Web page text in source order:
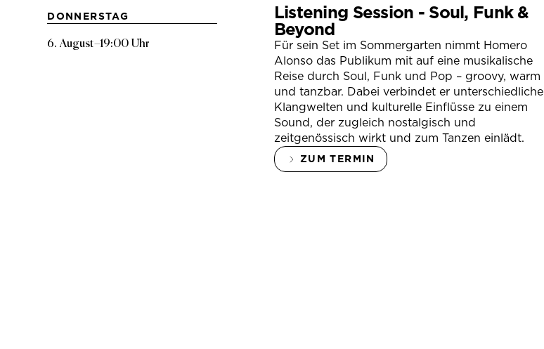
DONNERSTAG
6. August–19:00 Uhr
Listening Session - Soul, Funk &
Beyond
Für sein Set im Sommergarten nimmt Homero
Alonso das Publikum mit auf eine musikalische
Reise durch Soul, Funk und Pop – groovy, warm
und tanzbar. Dabei verbindet er unterschiedliche
Klangwelten und kulturelle Einflüsse zu einem
Sound, der zugleich nostalgisch und
zeitgenössisch wirkt und zum Tanzen einlädt.
ZUM TERMIN